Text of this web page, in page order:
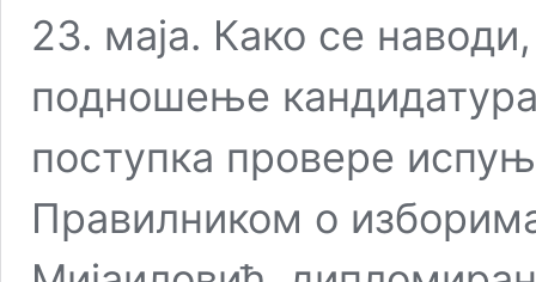
23. маја. Како се
подношење
поступка провере
Правилником о